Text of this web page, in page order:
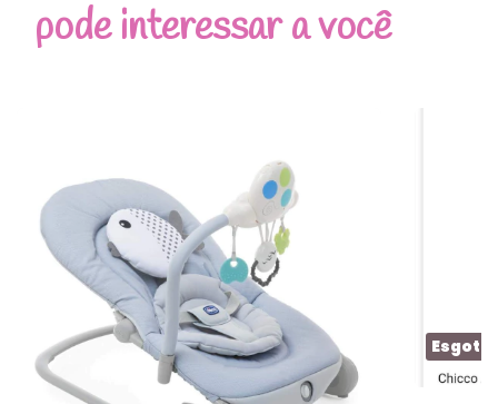
pode interessar a você